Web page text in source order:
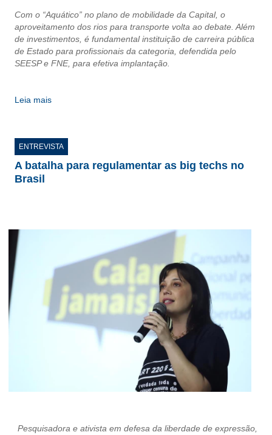
RES 1.002/2002 – CÓDIGO DE ÉTICA
HOMOLOGAÇÕES
FIQUE POR DENTRO
APRESENTAÇÃO
EMPREGO E ESTÁGIO
GUIA DAS ENGENHARIAS
ENGENHEIRO EMPREENDEDOR
Com o “Aquático” no plano de mobilidade da Capital, o
aproveitamento dos rios para transporte volta ao debate. Além
de investimentos, é fundamental instituição de carreira pública
de Estado para profissionais da categoria, defendida pelo
SEESP e FNE, para efetiva implantação.
Leia mais
ENTREVISTA
A batalha para regulamentar as big techs no
Brasil
Pesquisadora e ativista em defesa da liberdade de expressão,